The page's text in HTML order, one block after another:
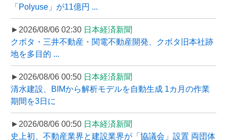
「Polyuse」が11億円 ...
►2026/08/06 02:30 日本経済新聞
クボタ・三井不動産・関電不動産開発、クボタ旧本社跡
地を多目的 ...
►2026/08/06 00:50 日本経済新聞
清水建設、BIMから解析モデルを自動生成 1カ月の作業
期間を3日に
►2026/08/06 00:50 日本経済新聞
史上初、不動産業界と建設業界が「協議会」設置 両団体